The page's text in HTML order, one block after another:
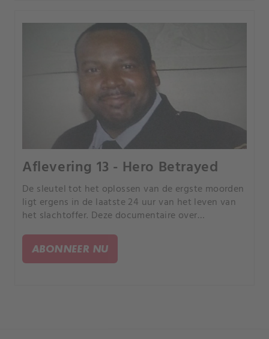
Aflevering 13 - Hero Betrayed
De sleutel tot het oplossen van de ergste moorden
ligt ergens in de laatste 24 uur van het leven van
het slachtoffer. Deze documentaire over
en macht proberen de zaak op te lossen.
ABONNEER NU